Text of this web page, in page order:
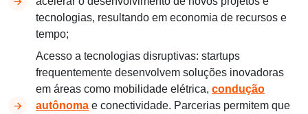
tecnologias, resultando em economia de recursos e
tempo;
Acesso a tecnologias disruptivas: startups
frequentemente desenvolvem soluções inovadoras
em áreas como mobilidade elétrica, condução
autônoma e conectividade. Parcerias permitem que